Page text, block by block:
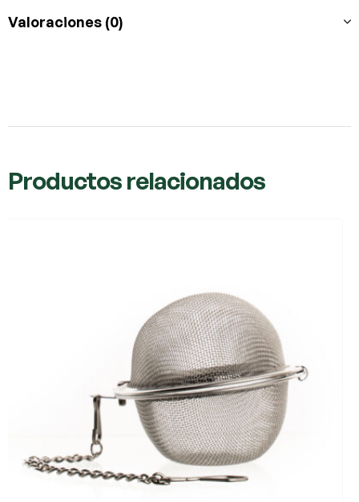
Valoraciones (0)
Productos relacionados